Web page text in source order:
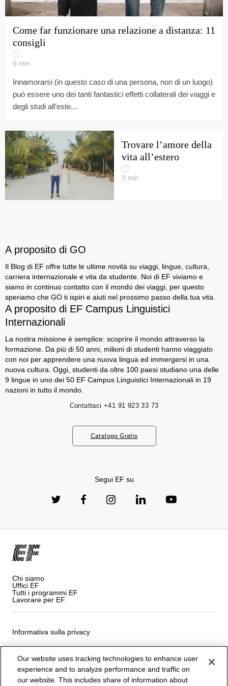
Come far funzionare una relazione a distanza: 11
consigli
6 min
Innamorarsi (in questo caso di una persona, non di un luogo)
può essere uno dei tanti fantastici effetti collaterali dei viaggi e
degli studi all’este...
Trovare l’amore della
vita all’estero
3 min
A proposito di GO
Il Blog di EF offre tutte le ultime novità su viaggi, lingue, cultura,
carriera internazionale e vita da studente. Noi di EF viviamo e
siamo in continuo contatto con il mondo dei viaggi, per questo
speriamo che GO ti ispiri e aiuti nel prossimo passo della tua vita.
A proposito di EF Campus Linguistici
Internazionali
La nostra missione è semplice: scoprire il mondo attraverso la
formazione. Da più di 50 anni, milioni di studenti hanno viaggiato
con noi per apprendere una nuova lingua ed immergersi in una
nuova cultura. Oggi, studenti da oltre 100 paesi studiano una delle
9 lingue in uno dei 50 EF Campus Linguistici Internazionali in 19
nazioni in tutto il mondo.
Contattaci +41 91 923 33 73
Catalogo Gratis
Segui EF su
Chi siamo
Uffici EF
Tutti i programmi EF
Lavorare per EF
Informativa sulla privacy
Cookie policy
Our website uses tracking technologies to enhance user
experience and to analyze performance and traffic on
our website. This includes share of information about